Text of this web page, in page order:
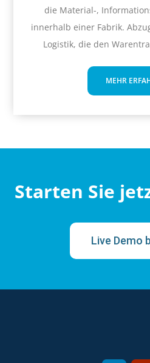
die Material-,
innerhalb einer Fabrik.
Logistik, die den
MEHR
Starten Sie
Live Demo